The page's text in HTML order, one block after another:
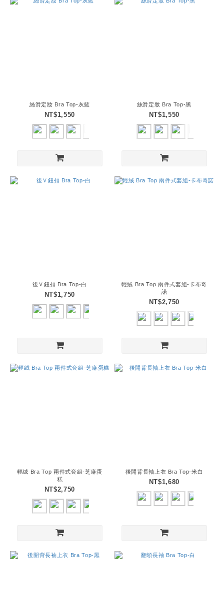
絲滑定妝 Bra Top-灰藍
NT$1,550
絲滑定妝 Bra Top-黑
NT$1,550
後Ｖ鈕扣 Bra Top-白
NT$1,750
輕絨 Bra Top 兩件式套組-卡布奇
諾
NT$2,750
輕絨 Bra Top 兩件式套組-芝麻蛋
糕
NT$2,750
後開背長袖上衣 Bra Top-米白
NT$1,680